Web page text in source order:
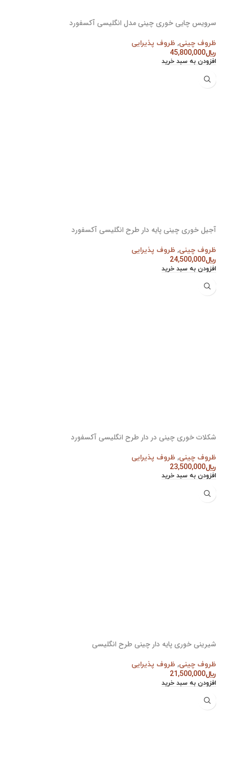
سرویس چایی خوری چینی مدل انگلیسی آکسفورد
ظروف چینی, ظروف پذیرایی
﷼45,800,000
افزودن به سبد خرید
آجیل خوری چینی پایه دار طرح انگلیسی آکسفورد
ظروف چینی, ظروف پذیرایی
﷼24,500,000
افزودن به سبد خرید
شکلات خوری چینی در دار طرح انگلیسی آکسفورد
ظروف چینی, ظروف پذیرایی
﷼23,500,000
افزودن به سبد خرید
شیرینی خوری پایه دار چینی طرح انگلیسی
ظروف چینی, ظروف پذیرایی
﷼21,500,000
افزودن به سبد خرید